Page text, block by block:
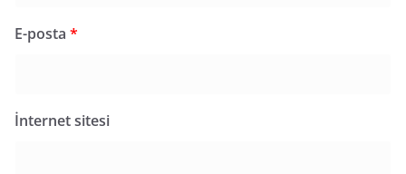
E-posta *
İnternet sitesi